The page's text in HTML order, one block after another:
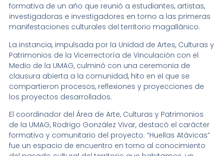
formativa de un año que reunió a estudiantes, artistas,
investigadoras e investigadores en torno a las primeras
manifestaciones culturales del territorio magallánico.
La instancia, impulsada por la Unidad de Artes, Culturas y
Patrimonios de la Vicerrectoría de Vinculación con el
Medio de la UMAG, culminó con una ceremonia de
clausura abierta a la comunidad, hito en el que se
compartieron procesos, reflexiones y proyecciones de
los proyectos desarrollados.
El coordinador del Área de Arte, Culturas y Patrimonios
de la UMAG, Rodrigo González Vivar, destacó el carácter
formativo y comunitario del proyecto. “Huellas Atávicas”
fue un espacio de encuentro en torno al conocimiento